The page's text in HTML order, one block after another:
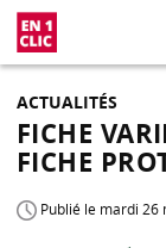
ACTUALITÉS
FICHE
FICHE
Publié le mardi 26